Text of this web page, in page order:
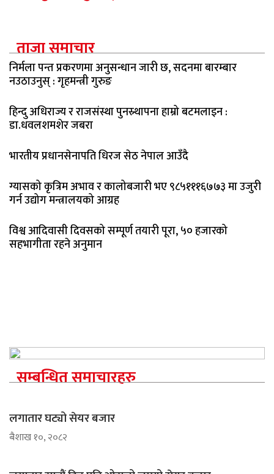
ताजा समाचार
निर्मला पन्त प्रकरणमा अनुसन्धान जारी छ, सदनमा बारम्बार
नउठाउनुस् : गृहमन्त्री गुरुङ
हिन्दु अधिराज्य र राजसंस्था पुनस्र्थापना हाम्रो बटमलाइन :
डा.धवलशमशेर जबरा
भारतीय प्रधानसेनापति धिरज सेठ नेपाल आउँदै
ग्यासको कृत्रिम अभाव र कालोबजारी भए ९८५१११६७७३ मा उजुरी
गर्न उद्योग मन्त्रालयको आग्रह
विश्व आदिवासी दिवसको सम्पूर्ण तयारी पूरा, ५० हजारको
सहभागीता रहने अनुमान
सम्बन्धित समाचारहरु
लगातार घट्यो सेयर बजार
ब‌ैशाख १०, २०८२